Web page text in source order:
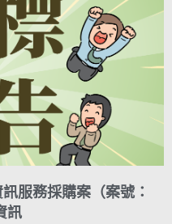
服務採購案（案號：
訊